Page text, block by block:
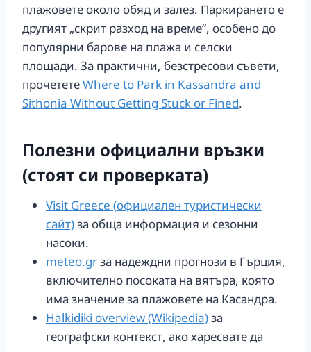
плажовете около обяд и залез. Паркирането е
другият „скрит разход на време“, особено до
популярни барове на плажа и селски
площади. За практични, безстресови съвети,
прочететеWhere to Park in Kassandra and
Sithonia Without Getting Stuck or Fined.
Полезни официални връзки
(стоят си проверката)
Visit Greece (официален туристически
сайт)за обща информация и сезонни
насоки.
meteo.grза надеждни прогнози в Гърция,
включително посоката на вятъра, която
има значение за плажовете на Касандра.
Halkidiki overview (Wikipedia)за
географски контекст, ако харесвате да